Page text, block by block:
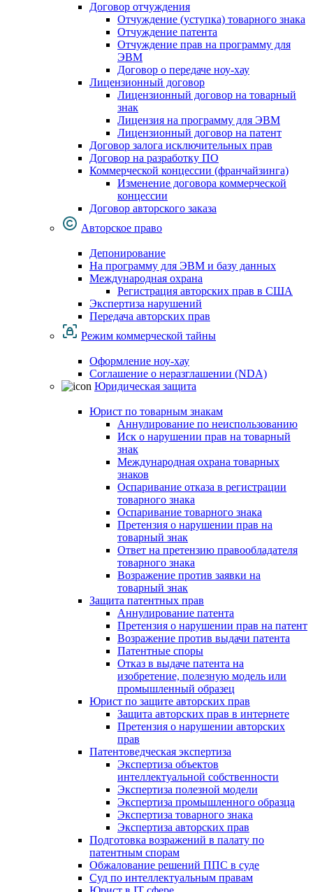
Договор отчуждения
Отчуждение (уступка) товарного знака
Отчуждение патента
Отчуждение прав на программу для
ЭВМ
Договор о передаче ноу-хау
Лицензионный договор
Лицензионный договор на товарный
знак
Лицензия на программу для ЭВМ
Лицензионный договор на патент
Договор залога исключительных прав
Договор на разработку ПО
Коммерческой концессии (франчайзинга)
Изменение договора коммерческой
концессии
Договор авторского заказа
Авторское право
Депонирование
На программу для ЭВМ и базу данных
Международная охрана
Регистрация авторских прав в США
Экспертиза нарушений
Передача авторских прав
Режим коммерческой тайны
Оформление ноу-хау
Соглашение о неразглашении (NDA)
Юридическая защита
Юрист по товарным знакам
Аннулирование по неиспользованию
Иск о нарушении прав на товарный
знак
Международная охрана товарных
знаков
Оспаривание отказа в регистрации
товарного знака
Оспаривание товарного знака
Претензия о нарушении прав на
товарный знак
Ответ на претензию правообладателя
товарного знака
Возражение против заявки на
товарный знак
Защита патентных прав
Аннулирование патента
Претензия о нарушении прав на патент
Возражение против выдачи патента
Патентные споры
Отказ в выдаче патента на
изобретение, полезную модель или
промышленный образец
Юрист по защите авторских прав
Защита авторских прав в интернете
Претензия о нарушении авторских
прав
Патентоведческая экспертиза
Экспертиза объектов
интеллектуальной собственности
Экспертиза полезной модели
Экспертиза промышленного образца
Экспертиза товарного знака
Экспертиза авторских прав
Подготовка возражений в палату по
патентным спорам
Обжалование решений ППС в суде
Суд по интеллектуальным правам